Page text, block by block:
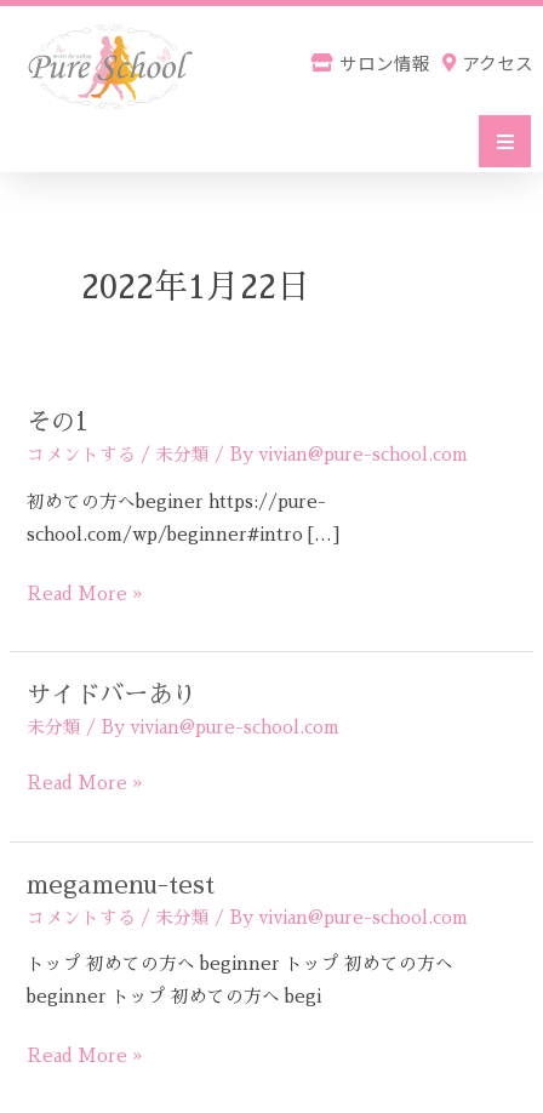
サロン情報 アクセス
初めての方へ
お申込・スケジュール
専属スタイリスト紹介
お客様の声
お問い合わせ
お試しウォーキング
ベーシックコース
スタイリスト養成講座
2022年1月22日
その1
コメントする / 未分類 / Byvivian@pure-school.com
初めての方へbeginer https://pure-
school.com/wp/beginner#intro […]
そ
の
Read More »
サイドバーあり
未分類 / Byvivian@pure-school.com
サ
イ
バ
り
Read More »
megamenu-test
コメントする / 未分類 / Byvivian@pure-school.com
トップ 初めての方へ beginner トップ 初めての方へ
beginner トップ 初めての方へ begi
megamenu-
test
Read More »